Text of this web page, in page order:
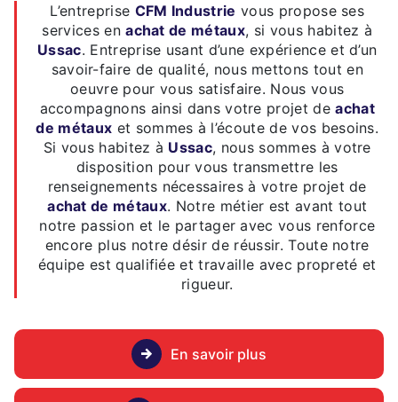
L’entreprise CFM Industrie vous propose ses
services enachat de métaux, si vous habitez à
Ussac. Entreprise usant d’une expérience et d’un
savoir-faire de qualité, nous mettons tout en
oeuvre pour vous satisfaire. Nous vous
accompagnons ainsi dans votre projet deachat
de métaux et sommes à l’écoute de vos besoins.
Si vous habitez à Ussac, nous sommes à votre
disposition pour vous transmettre les
renseignements nécessaires à votre projet de
achat de métaux. Notre métier est avant tout
notre passion et le partager avec vous renforce
encore plus notre désir de réussir. Toute notre
équipe est qualifiée et travaille avec propreté et
rigueur.
En savoir plus